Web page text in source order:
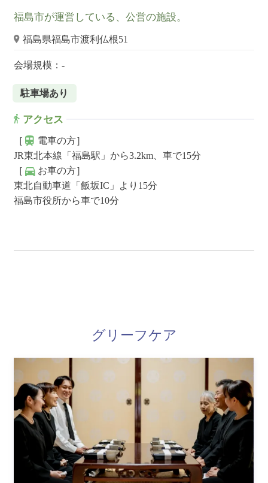
福島市が運営している、公営の施設。
福島県福島市渡利仏根51
会場規模：-
駐車場あり
アクセス
［
電車の方］
JR東北本線「福島駅」から3.2km、車で15分
［
お車の方］
東北自動車道「飯坂IC」より15分
福島市役所から車で10分
グリーフケア